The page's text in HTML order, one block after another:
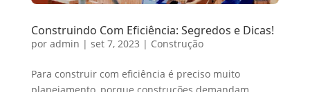
Construindo Com Eficiência: Segredos e Dicas!
por admin | set 7, 2023 | Construção
Para construir com eficiência é preciso muito